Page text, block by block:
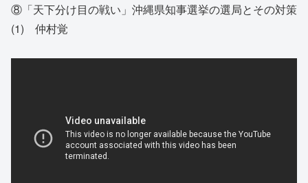
⑧「天下分け目の戦い」沖縄県知事選挙の選局とその対策
(1) 仲村覚